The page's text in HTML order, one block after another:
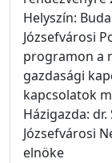
Helyszín:
Józsefvárosi
programon a
gazdasági
kapcsolatok
Házigazda:
Józsefvárosi
elnöke